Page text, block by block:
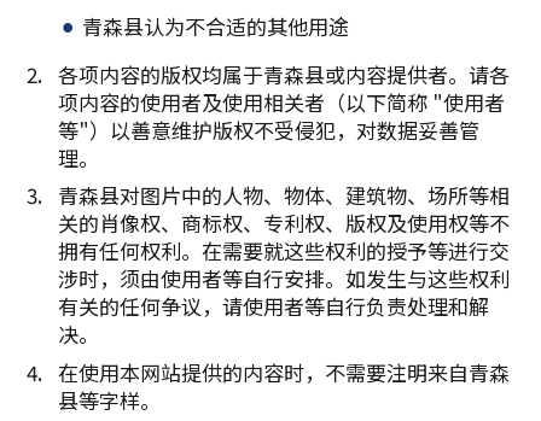
青森县认为不合适的其他用途
各项内容的版权均属于青森县或内容提供者。请各
项内容的使用者及使用相关者（以下简称 "使用者
等"）以善意维护版权不受侵犯，对数据妥善管
理。
青森县对图片中的人物、物体、建筑物、场所等相
关的肖像权、商标权、专利权、版权及使用权等不
拥有任何权利。在需要就这些权利的授予等进行交
涉时，须由使用者等自行安排。如发生与这些权利
有关的任何争议，请使用者等自行负责处理和解
决。
在使用本网站提供的内容时，不需要注明来自青森
县等字样。